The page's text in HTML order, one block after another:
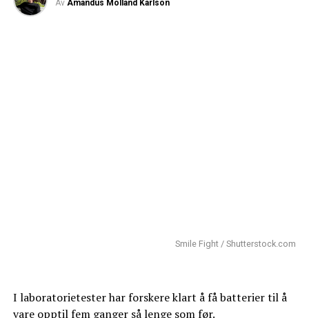
Av Amandus Molland Karlson
Smile Fight / Shutterstock.com
I laboratorietester har forskere klart å få batterier til å
vare opptil fem ganger så lenge som før.